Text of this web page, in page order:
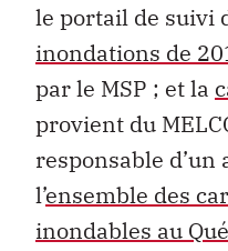
le portail de suivi
inondations de
par le MSP ; et la
provient du
responsable
l’ensemble des
inondables au